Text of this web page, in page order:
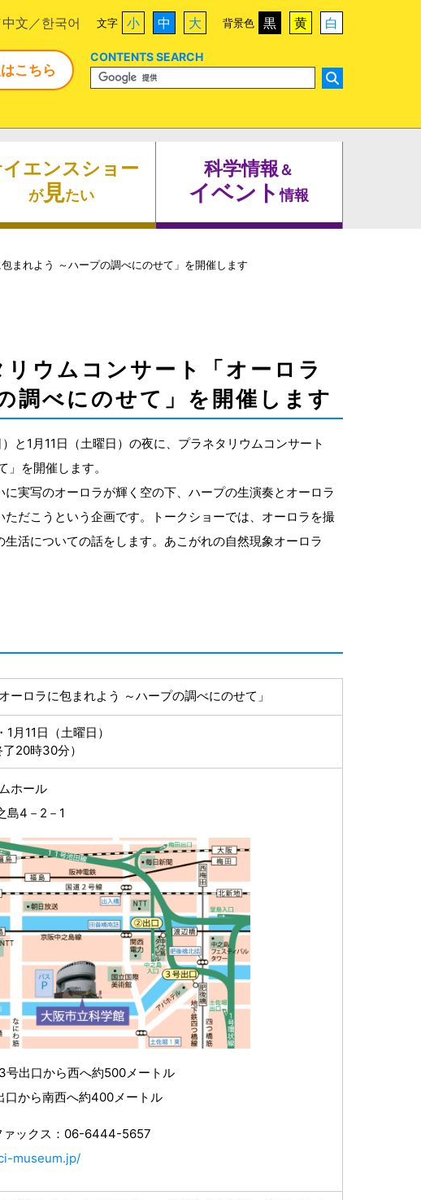
中文 한국어 文字 小 中 大 背景色 黒 黄 白
こちら
CONTENTS SEARCH
エンスショー
が見たい
科学情報＆
イベント情報
まれよう ～ハープの調べにのせて」を開催します
ウムコンサート「オーロラ
調べにのせて」を開催します
と1月11日（土曜日）の夜に、プラネタリウムコンサート
」を開催します。
実写のオーロラが輝く空の下、ハープの生演奏とオーロラ
だこうという企画です。トークショーでは、オーロラを撮
活についての話をします。あこがれの自然現象オーロラ
ーロラに包まれよう ～ハープの調べにのせて」
月11日（土曜日）
20時30分）
ホール
4－2－1
号出口から西へ約500メートル
口から南西へ約400メートル
ックス：06-6444-5657
museum.jp/